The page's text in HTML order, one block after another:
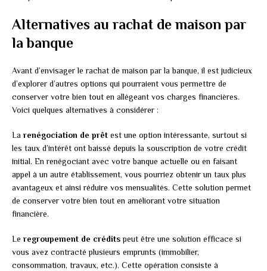
Alternatives au rachat de maison par
la banque
Avant d’envisager le rachat de maison par la banque, il est judicieux
d’explorer d’autres options qui pourraient vous permettre de
conserver votre bien tout en allégeant vos charges financières.
Voici quelques alternatives à considérer :
La renégociation de prêt est une option intéressante, surtout si
les taux d’intérêt ont baissé depuis la souscription de votre crédit
initial. En renégociant avec votre banque actuelle ou en faisant
appel à un autre établissement, vous pourriez obtenir un taux plus
avantageux et ainsi réduire vos mensualités. Cette solution permet
de conserver votre bien tout en améliorant votre situation
financière.
Le regroupement de créditspeut être une solution efficace si
vous avez contracté plusieurs emprunts (immobilier,
consommation, travaux, etc.). Cette opération consiste à